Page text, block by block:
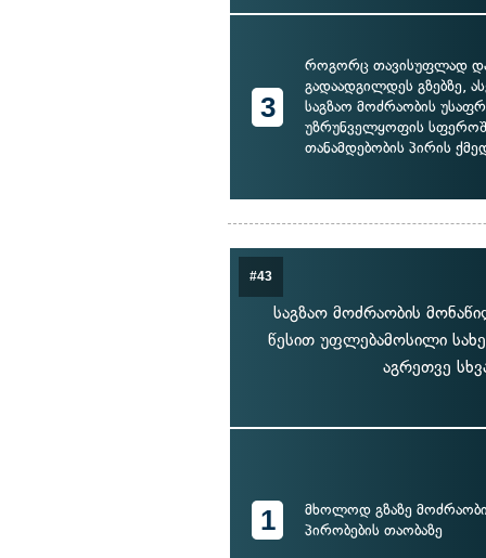
3
როგორც თავისუფლად
გადაადგილდეს გზებზე,
საგზაო მოძრაობის
უზრუნველყოფის
თანამდებობის პირის
#43
საგზაო მოძრაობის
წესით უფლებამოსილი
აგრეთვე
1
მხოლოდ გზაზე
პირობების თაობაზე